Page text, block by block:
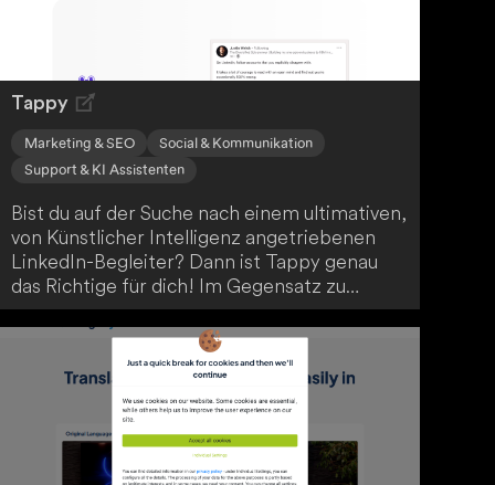
Tappy
Marketing & SEO
Social & Kommunikation
Support & KI Assistenten
Bist du auf der Suche nach einem ultimativen,
von Künstlicher Intelligenz angetriebenen
LinkedIn-Begleiter? Dann ist Tappy genau
das Richtige für dich! Im Gegensatz zu
anderen KI-Browsererweiterungen zeichnet
sich Tappy durch seine außergewöhnliche
Kommentarqualität aus. Nutze Tappy als
deine Geheimwaffe für den Erfolg auf
LinkedIn - konzipiert mit Blick auf
Verkaufsprospektion, persönliche
Markenbildung und Jobsuche.